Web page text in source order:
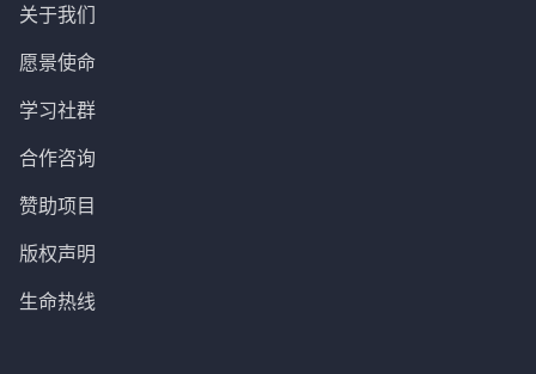
关于我们
愿景使命
学习社群
合作咨询
赞助项目
版权声明
生命热线